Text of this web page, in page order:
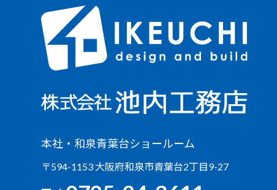
本社・和泉青葉台ショールーム
〒594-1153 大阪府和泉市青葉台2丁目9-27